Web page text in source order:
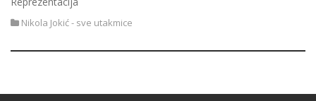
Nikola Jokić - sve utakmice